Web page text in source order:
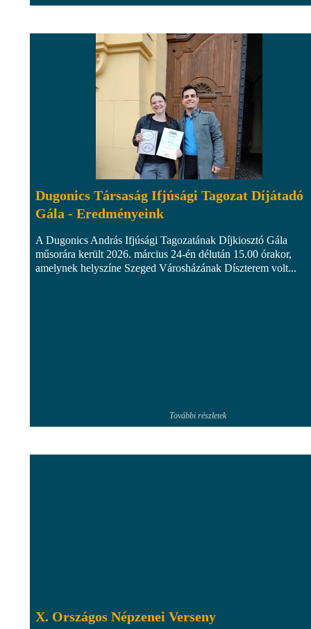
Dugonics Társaság Ifjúsági Tagozat Díjátadó
Gála - Eredményeink
A Dugonics András Ifjúsági Tagozatának Díjkiosztó Gála
műsorára került 2026. március 24-én délután 15.00 órakor,
amelynek helyszíne Szeged Városházának Díszterem volt...
További részletek
X. Országos Népzenei Verseny